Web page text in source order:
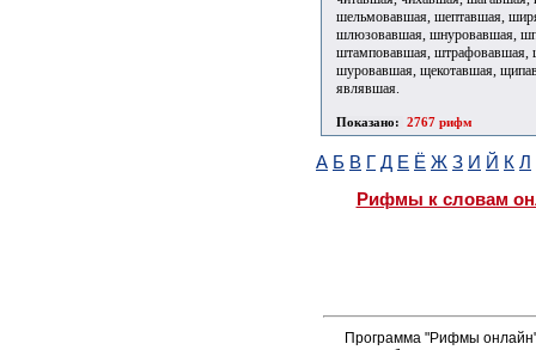
Показано: 2767 рифм
А Б В Г Д Е Ё Ж З И Й К Л
Рифмы к словам
Программа "Рифмы